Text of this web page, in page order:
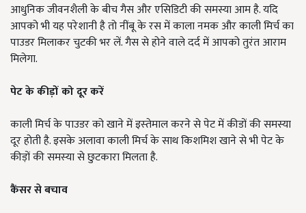
आधुनिक जीवनशैली के बीच गैस और एसिडिटी की समस्या आम है. यदि
आपको भी यह परेशानी है तो नींबू के रस में काला नमक और काली मिर्च का
पाउडर मिलाकर चुटकी भर लें. गैस से होने वाले दर्द में आपको तुरंत आराम
मिलेगा.
पेट के कीड़ों को दूर करें
काली मिर्च के पाउडर को खाने में इस्‍तेमाल करने से पेट में कीडों की समस्या
दूर होती है. इसके अलावा काली मिर्च के साथ किशमिश खाने से भी पेट के
कीड़ों की समस्‍या से छुटकारा मिलता है.
कैंसर से बचाव